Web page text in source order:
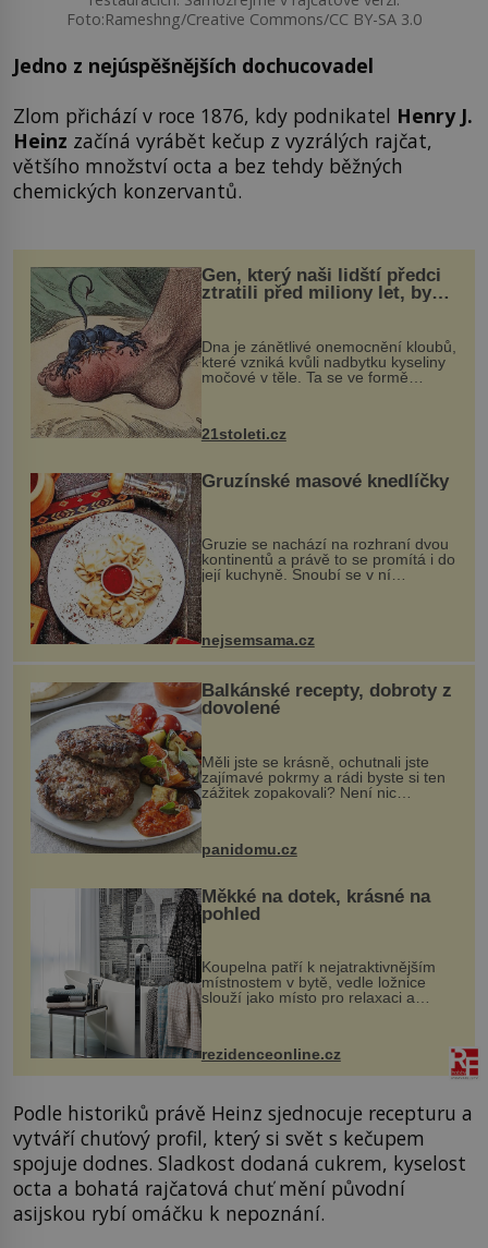
Foto:Rameshng/Creative Commons/CC BY-SA 3.0
Jedno z nejúspěšnějších dochucovadel
Zlom přichází v roce 1876, kdy podnikatel Henry J.
Heinz začíná vyrábět kečup z vyzrálých rajčat,
většího množství octa a bez tehdy běžných
chemických konzervantů.
Gen, který naši lidští předci
ztratili před miliony let, by
mohl pomoci s léčbou
„nemoci králů“
Dna je zánětlivé onemocnění kloubů,
které vzniká kvůli nadbytku kyseliny
močové v těle. Ta se ve formě
nohou, a způsobuje bole...
21stoleti.cz
Gruzínské masové knedlíčky
Gruzie se nachází na rozhraní dvou
kontinentů a právě to se promítá i do
její kuchyně. Snoubí se v ní
evropské a asijské chutě a díky tomu
pokrmy, které rozhodně st...
nejsemsama.cz
Balkánské recepty, dobroty z
dovolené
Měli jste se krásně, ochutnali jste
zajímavé pokrmy a rádi byste si ten
zážitek zopakovali? Není nic
snazšího. Pljeskavica (10 porcí)
Možná jste ji ochutnali na dovolené v
panidomu.cz
Měkké na dotek, krásné na
pohled
Koupelna patří k nejatraktivnějším
místnostem v bytě, vedle ložnice
slouží jako místo pro relaxaci a
odpočinek. Koupelnový textil –
ručníky, osušky a koberečky –
proutku...
rezidenceonline.cz
Podle historiků právě Heinz sjednocuje recepturu a
vytváří chuťový profil, který si svět s kečupem
spojuje dodnes. Sladkost dodaná cukrem, kyselost
octa a bohatá rajčatová chuť mění původní
asijskou rybí omáčku k nepoznání.